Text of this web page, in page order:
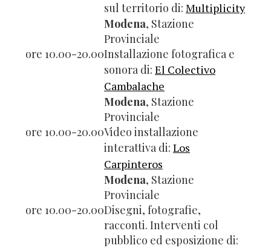
sul territorio di: Multiplicity
Modena, Stazione
Provinciale
ore 10.00-20.00Installazione fotografica e
sonora di: El Colectivo
Cambalache
Modena, Stazione
Provinciale
ore 10.00-20.00Video installazione
interattiva di: Los
Carpinteros
Modena, Stazione
Provinciale
ore 10.00-20.00Disegni, fotografie,
racconti. Interventi col
pubblico ed esposizione di: